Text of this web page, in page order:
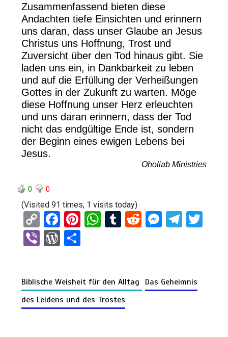
Zusammenfassend bieten diese
Andachten tiefe Einsichten und erinnern
uns daran, dass unser Glaube an Jesus
Christus uns Hoffnung, Trost und
Zuversicht über den Tod hinaus gibt. Sie
laden uns ein, in Dankbarkeit zu leben
und auf die Erfüllung der Verheißungen
Gottes in der Zukunft zu warten. Möge
diese Hoffnung unser Herz erleuchten
und uns daran erinnern, dass der Tod
nicht das endgültige Ende ist, sondern
der Beginn eines ewigen Lebens bei
Jesus.
Oholiab Ministries
0 0
(Visited 91 times, 1 visits today)
C
o
py
n
k
F
a
ce
o
o
Pi
t
W
A
p
T
r
R
t
M
g
T
a
Vi W
Pr
es
n
Biblische Weisheit für den Alltag
Das Geheimnis
des Leidens und des Trostes